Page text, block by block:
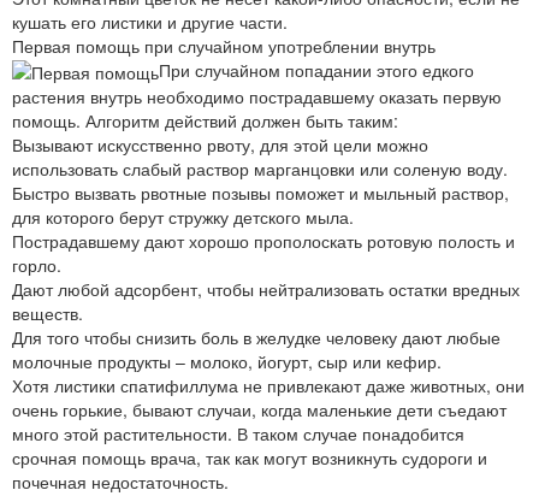
кушать его листики и другие части.
Первая помощь при случайном употреблении внутрь
При случайном попадании этого едкого
растения внутрь необходимо пострадавшему оказать первую
помощь. Алгоритм действий должен быть таким:
Вызывают искусственно рвоту, для этой цели можно
использовать слабый раствор марганцовки или соленую воду.
Быстро вызвать рвотные позывы поможет и мыльный раствор,
для которого берут стружку детского мыла.
Пострадавшему дают хорошо прополоскать ротовую полость и
горло.
Дают любой адсорбент, чтобы нейтрализовать остатки вредных
веществ.
Для того чтобы снизить боль в желудке человеку дают любые
молочные продукты – молоко, йогурт, сыр или кефир.
Хотя листики спатифиллума не привлекают даже животных, они
очень горькие, бывают случаи, когда маленькие дети съедают
много этой растительности. В таком случае понадобится
срочная помощь врача, так как могут возникнуть судороги и
почечная недостаточность.